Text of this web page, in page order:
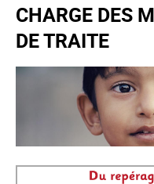
CHARGE DES
DE TRAITE